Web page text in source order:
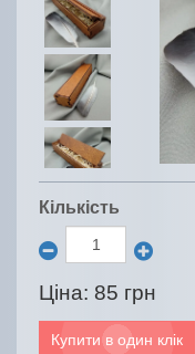
Кількість
Ціна: 85 грн
Купити в один клік